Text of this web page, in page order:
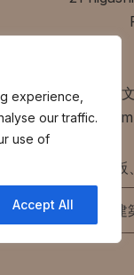
experience,
our traffic.
use of
Accept All
社寺・茶室・注
ceremony
リアは、京都、大
社寺建築 茶室建